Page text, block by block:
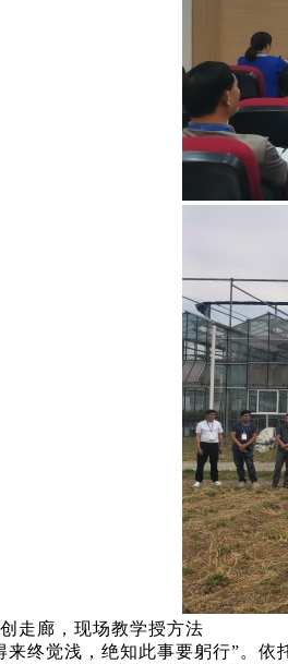
走廊，现场教学授方法
来终觉浅，绝知此事要躬行”。